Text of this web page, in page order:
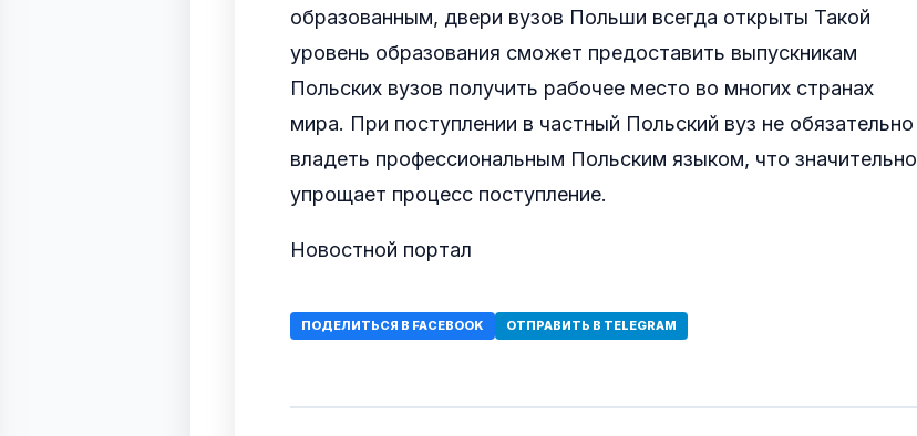
образованным, двери вузов Польши всегда открыты Такой
уровень образования сможет предоставить выпускникам
Польских вузов получить рабочее место во многих странах
мира. При поступлении в частный Польский вуз не обязательно
владеть профессиональным Польским языком, что значительно
упрощает процесс поступление.
Новостной портал
ПОДЕЛИТЬСЯ В FACEBOOK ОТПРАВИТЬ В TELEGRAM